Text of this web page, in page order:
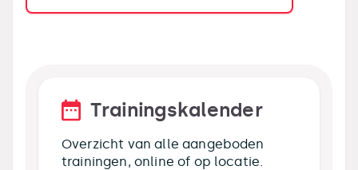
Trainingskalender
Overzicht van alle aangeboden
trainingen, online of op locatie.